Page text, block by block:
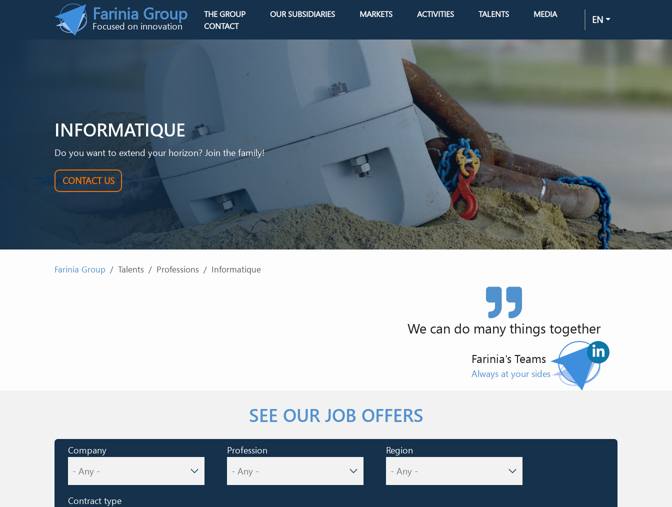
Skip to main content Farinia Group
Focused on innovation
EN
Main navigation
THE GROUP OUR SUBSIDIARIES MARKETS ACTIVITIES TALENTS
MEDIA
CONTACT
INFORMATIQUE
Do you want to extend your horizon? Join the family!
CONTACT US
Farinia Group Talents Professions Informatique
We can do many things together
Farinia's Teams
Always at your sides
SEE OUR JOB OFFERS
Company Profession Region
Contract type